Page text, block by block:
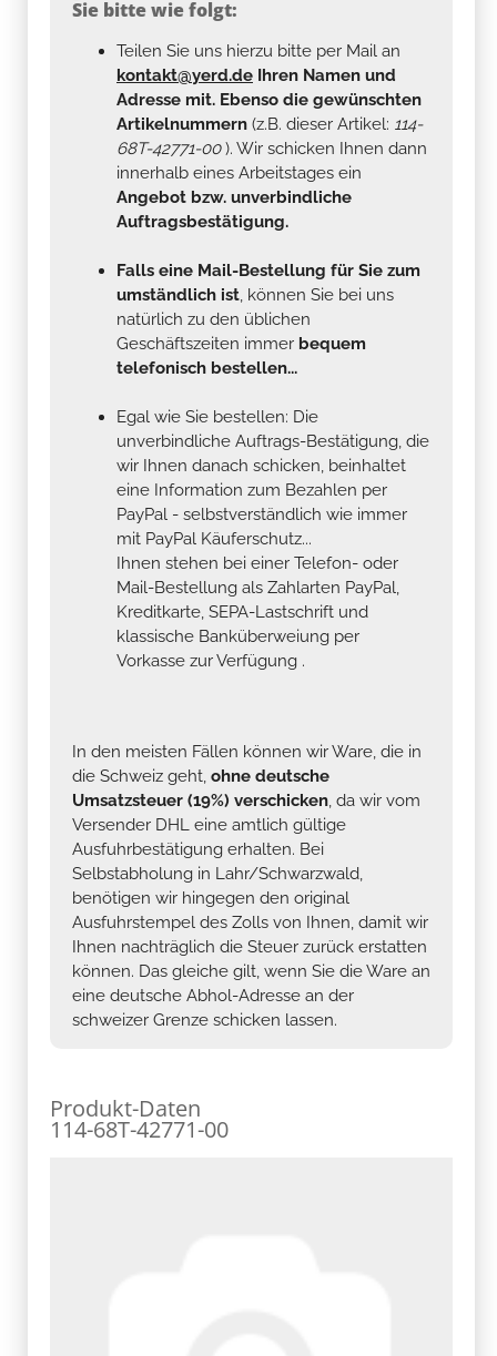
Sie bitte wie folgt:
Teilen Sie uns hierzu bitte per Mail an
kontakt@yerd.de Ihren Namen und
Adresse mit. Ebenso die gewünschten
Artikelnummern (z.B. dieser Artikel: 114-
68T-42771-00). Wir schicken Ihnen dann
innerhalb eines Arbeitstages ein
Angebot bzw. unverbindliche
Auftragsbestätigung.
Falls eine Mail-Bestellung für Sie zum
umständlich ist, können Sie bei uns
natürlich zu den üblichen
Geschäftszeiten immer bequem
telefonisch bestellen...
Egal wie Sie bestellen: Die
unverbindliche Auftrags-Bestätigung, die
wir Ihnen danach schicken, beinhaltet
eine Information zum Bezahlen per
PayPal - selbstverständlich wie immer
mit PayPal Käuferschutz...
Ihnen stehen bei einer Telefon- oder
Mail-Bestellung als Zahlarten PayPal,
Kreditkarte, SEPA-Lastschrift und
klassische Banküberweiung per
Vorkasse zur Verfügung .
In den meisten Fällen können wir Ware, die in
die Schweiz geht, ohne deutsche
Umsatzsteuer (19%) verschicken, da wir vom
Versender DHL eine amtlich gültige
Ausfuhrbestätigung erhalten. Bei
Selbstabholung in Lahr/Schwarzwald,
benötigen wir hingegen den original
Ausfuhrstempel des Zolls von Ihnen, damit wir
Ihnen nachträglich die Steuer zurück erstatten
können. Das gleiche gilt, wenn Sie die Ware an
eine deutsche Abhol-Adresse an der
schweizer Grenze schicken lassen.
Produkt-Daten
114-68T-42771-00